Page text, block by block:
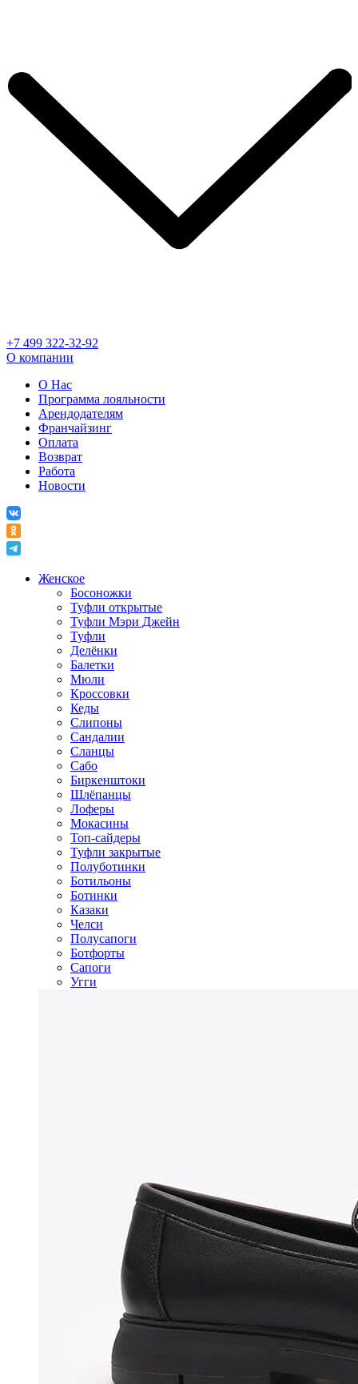
+7 499 322-32-92
О компании
О Нас
Программа лояльности
Арендодателям
Франчайзинг
Оплата
Возврат
Работа
Новости
Женское
Босоножки
Туфли открытые
Туфли Мэри Джейн
Туфли
Делёнки
Балетки
Мюли
Кроссовки
Кеды
Слипоны
Сандалии
Сланцы
Сабо
Биркенштоки
Шлёпанцы
Лоферы
Мокасины
Топ-сайдеры
Туфли закрытые
Полуботинки
Ботильоны
Ботинки
Казаки
Челси
Полусапоги
Ботфорты
Сапоги
Угги